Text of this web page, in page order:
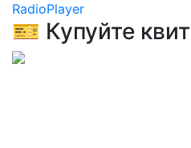
RadioPlayer
🎫 Купуйте